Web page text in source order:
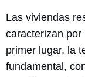
Las viviendas
caracterizan por
primer lugar, la
fundamental,